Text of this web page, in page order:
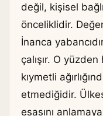
değil, kişisel
önceliklidir.
İnanca
çalışır. O
kıymetli
etmediğidir.
esasını